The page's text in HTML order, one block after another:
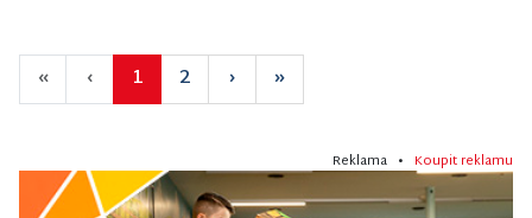
« ‹ 1 2 › »
Reklama • Koupit reklamu